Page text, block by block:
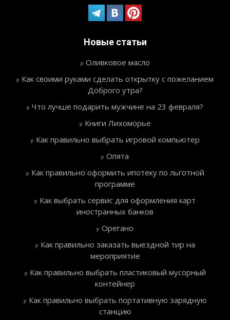
Новые статьи
Оливковое масло
Как своими руками сделать открытку с пожеланием
Доброго утра?
Что лучше подарить мужчине на 23 февраля?
Книги Лихоморье
Как правильно выбрать игровой компьютер
Опята
Как правильно оформить ипотеку по льготной
программе
Как выбрать сервис для оформления карт
иностранных банков
Орегано
Как правильно заказать выездной тир на
мероприятие
Как правильно выбрать пластиковый мусорный
контейнер
Как правильно выбрать портативную зарядную
станцию